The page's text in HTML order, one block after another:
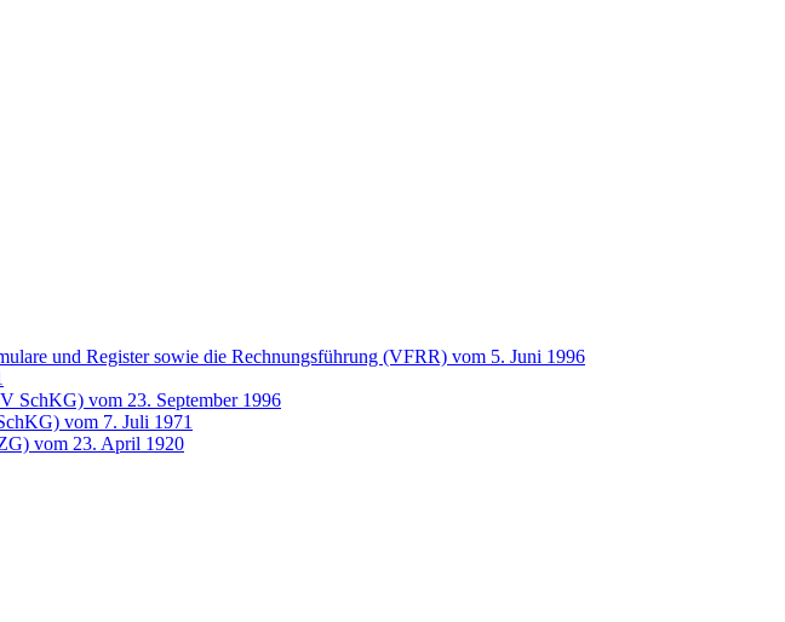
und Register sowie die Rechnungsführung (VFRR) vom 5. Juni 1996
SchKG) vom 23. September 1996
vom 7. Juli 1971
vom 23. April 1920